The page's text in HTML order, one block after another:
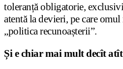
toleranță obligatorie,
atentă la devieri, pe care
„politica recunoașterii”.
Și e chiar mai mult decît